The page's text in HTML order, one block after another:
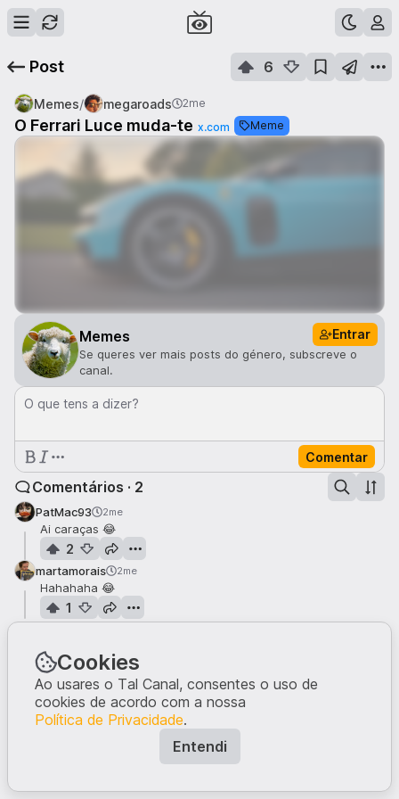
Post 6
Memes/ megaroads 2me
O Ferrari Luce muda-te x.com Meme
Memes Entrar
Se queres ver mais posts do género, subscreve o
canal.
O que tens a dizer?
Comentar
Comentários · 2
PatMac93 2me
Ai caraças 😂
2
martamorais 2me
Hahahaha 😂
1
Cookies
Ao usares o Tal Canal, consentes o uso de
cookies de acordo com a nossa
Política de Privacidade.
Entendi